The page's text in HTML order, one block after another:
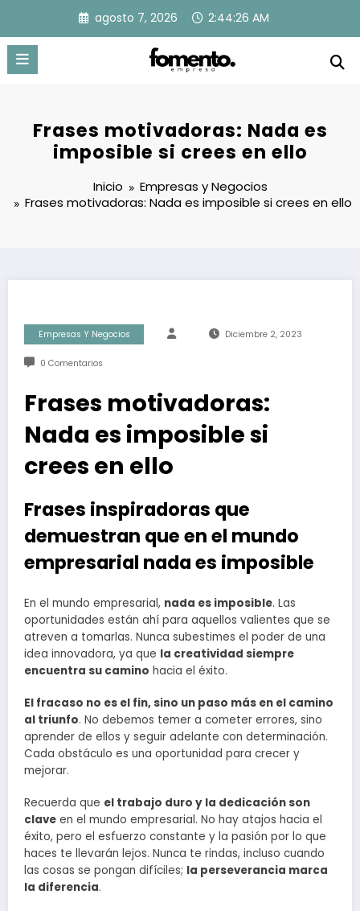
contenido
agosto 7, 2026 2:44:27 AM
Frases motivadoras: Nada es
imposible si crees en ello
Inicio
Empresas y Negocios
Frases motivadoras: Nada es imposible si crees en ello
Empresas Y Negocios Diciembre 2, 2023
0 Comentarios
Frases motivadoras:
Nada es imposible si
crees en ello
Frases inspiradoras que
demuestran que en el mundo
empresarial nada es imposible
En el mundo empresarial, nada es imposible. Las
oportunidades están ahí para aquellos valientes que se
atreven a tomarlas. Nunca subestimes el poder de una
idea innovadora, ya que la creatividad siempre
encuentra su camino hacia el éxito.
El fracaso no es el fin, sino un paso más en el camino
al triunfo. No debemos temer a cometer errores, sino
aprender de ellos y seguir adelante con determinación.
Cada obstáculo es una oportunidad para crecer y
mejorar.
Recuerda que el trabajo duro y la dedicación son
clave en el mundo empresarial. No hay atajos hacia el
éxito, pero el esfuerzo constante y la pasión por lo que
haces te llevarán lejos. Nunca te rindas, incluso cuando
las cosas se pongan difíciles; la perseverancia marca
la diferencia.